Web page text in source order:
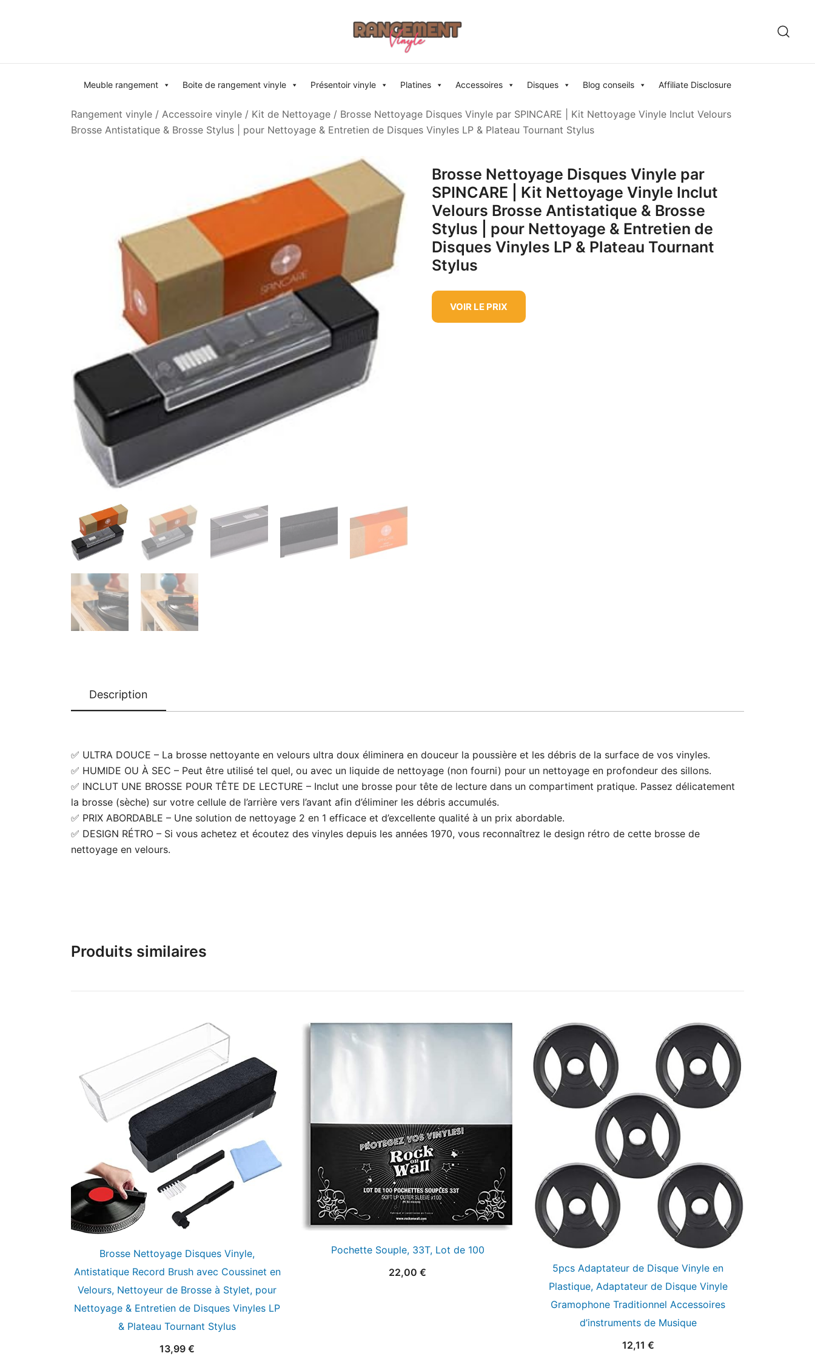
Meuble rangement Boite de rangement vinyle Présentoir vinyle Platines Accessoires Disques Blog conseils Affiliate Disclosure
Rangement vinyle / Accessoire vinyle / Kit de Nettoyage / Brosse Nettoyage Disques Vinyle par SPINCARE | Kit Nettoyage Vinyle Inclut Velours
Brosse Antistatique & Brosse Stylus | pour Nettoyage & Entretien de Disques Vinyles LP & Plateau Tournant Stylus
Brosse Nettoyage Disques Vinyle par
SPINCARE | Kit Nettoyage Vinyle Inclut
Velours Brosse Antistatique & Brosse
Stylus | pour Nettoyage & Entretien de
Disques Vinyles LP & Plateau Tournant
Stylus
VOIR LE PRIX
Description
✅ ULTRA DOUCE – La brosse nettoyante en velours ultra doux éliminera en douceur la poussière et les débris de la surface de vos vinyles.
✅ HUMIDE OU À SEC – Peut être utilisé tel quel, ou avec un liquide de nettoyage (non fourni) pour un nettoyage en profondeur des sillons.
✅ INCLUT UNE BROSSE POUR TÊTE DE LECTURE – Inclut une brosse pour tête de lecture dans un compartiment pratique. Passez délicatement
la brosse (sèche) sur votre cellule de l’arrière vers l’avant afin d’éliminer les débris accumulés.
✅ PRIX ABORDABLE – Une solution de nettoyage 2 en 1 efficace et d’excellente qualité à un prix abordable.
✅ DESIGN RÉTRO – Si vous achetez et écoutez des vinyles depuis les années 1970, vous reconnaîtrez le design rétro de cette brosse de
nettoyage en velours.
Produits similaires
Brosse Nettoyage Disques Vinyle,
Antistatique Record Brush avec Coussinet en
Velours, Nettoyeur de Brosse à Stylet, pour
Nettoyage & Entretien de Disques Vinyles LP
& Plateau Tournant Stylus
13,99 €
Pochette Souple, 33T, Lot de 100
22,00 €
5pcs Adaptateur de Disque Vinyle en
Plastique, Adaptateur de Disque Vinyle
Gramophone Traditionnel Accessoires
d’instruments de Musique
12,11 €